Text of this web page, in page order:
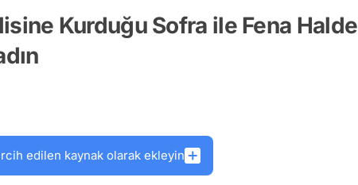
Kurduğu Sofra ile Fena Halde
edilen kaynak olarak ekleyin